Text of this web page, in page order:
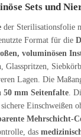
Sets und
der Sterilisationsfolie
Format für die
voluminösen
Glasspritzen,
Lagen. Die
50 mm Seitenfalte .
Einschweißen
Mehrschicht-
das